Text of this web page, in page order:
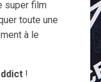
super film
toute une
à le
!